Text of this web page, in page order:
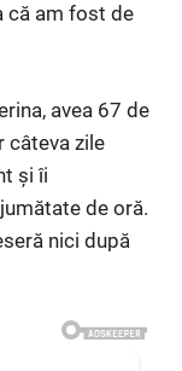
că am fost de
avea 67 de
câteva zile
și îi
de oră.
nici după